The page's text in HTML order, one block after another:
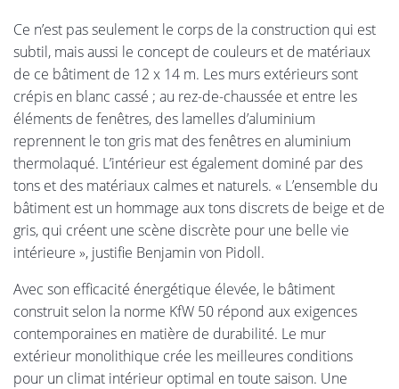
Ce n’est pas seulement le corps de la construction qui est
subtil, mais aussi le concept de couleurs et de matériaux
de ce bâtiment de 12 x 14 m. Les murs extérieurs sont
crépis en blanc cassé ; au rez-de-chaussée et entre les
éléments de fenêtres, des lamelles d’aluminium
reprennent le ton gris mat des fenêtres en aluminium
thermolaqué. L’intérieur est également dominé par des
tons et des matériaux calmes et naturels. « L’ensemble du
bâtiment est un hommage aux tons discrets de beige et de
gris, qui créent une scène discrète pour une belle vie
intérieure », justifie Benjamin von Pidoll.
Avec son efficacité énergétique élevée, le bâtiment
construit selon la norme KfW 50 répond aux exigences
contemporaines en matière de durabilité. Le mur
extérieur monolithique crée les meilleures conditions
pour un climat intérieur optimal en toute saison. Une